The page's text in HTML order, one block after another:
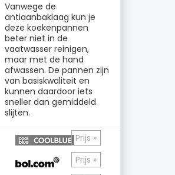
Vanwege de
antiaanbaklaag kun je
deze koekenpannen
beter niet in de
vaatwasser reinigen,
maar met de hand
afwassen. De pannen zijn
van basiskwaliteit en
kunnen daardoor iets
sneller dan gemiddeld
slijten.
Prijs »
Prijs »